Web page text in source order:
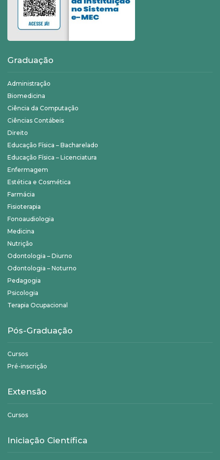
Graduação
Administração
Biomedicina
Ciência da Computação
Ciências Contábeis
Direito
Educação Física – Bacharelado
Educação Física – Licenciatura
Enfermagem
Estética e Cosmética
Farmácia
Fisioterapia
Fonoaudiologia
Medicina
Nutrição
Odontologia – Diurno
Odontologia – Noturno
Pedagogia
Psicologia
Terapia Ocupacional
Pós-Graduação
Cursos
Pré-inscrição
Extensão
Cursos
Iniciação Científica